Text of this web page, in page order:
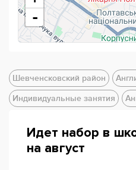
-
Шевченсковский район
Индивидуальные занятия
Идет набор в
на август